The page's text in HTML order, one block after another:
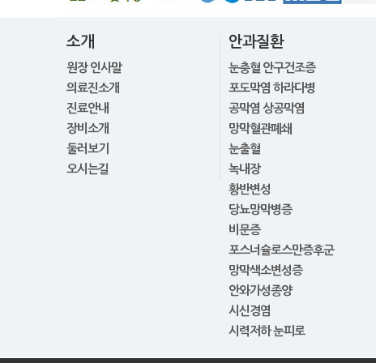
소개
원장 인사말
의료진소개
진료안내
장비소개
둘러보기
오시는길
안과질환
눈충혈 안구건조증
포도막염 하라다병
공막염 상공막염
망막혈관폐쇄
눈출혈
녹내장
황반변성
당뇨망막병증
비문증
포스너슐로스만증후군
망막색소변성증
안와가성종양
시신경염
시력저하 눈피로